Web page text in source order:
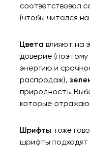
соответствовал
(чтобы читался
Цвета влияют на
доверие
энергию и
распродаж),
природность.
которые
Шрифты тоже
шрифты подходят